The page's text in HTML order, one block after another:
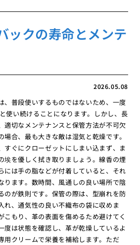
ックの寿命とメンテ
2026.05.08
、普段使いするものではないため、一度
使い続けることになります。しかし、長
適切なメンテナンスと保管方法が不可欠
合、最も大きな敵は湿気と乾燥です。
すぐにクローゼットにしまい込まず、ま
埃を優しく拭き取りましょう。線香の煙
には手の脂などが付着していると、それ
ります。数時間、風通しの良い場所で陰
のが鉄則です。保管の際は、型崩れを防
れ、通気性の良い不織布の袋に収めま
こもり、革の表面を傷めるため避けてく
度は状態を確認し、革が乾燥しているよ
用クリームで栄養を補給します。ただ